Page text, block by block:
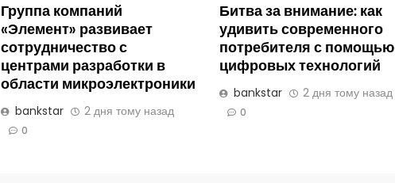
Группа компаний
«Элемент» развивает
сотрудничество с
центрами разработки в
области микроэлектроники
bankstar 2 дня тому назад
0
Битва за внимание: как
удивить современного
потребителя с помощью
цифровых технологий
bankstar 2 дня тому назад
0